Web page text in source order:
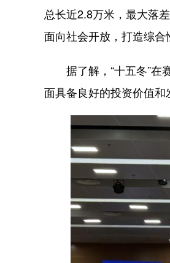
总长近2.8万米，最大落
面向社会开放，打造综合
据了解，“十五冬”在
面具备良好的投资价值和